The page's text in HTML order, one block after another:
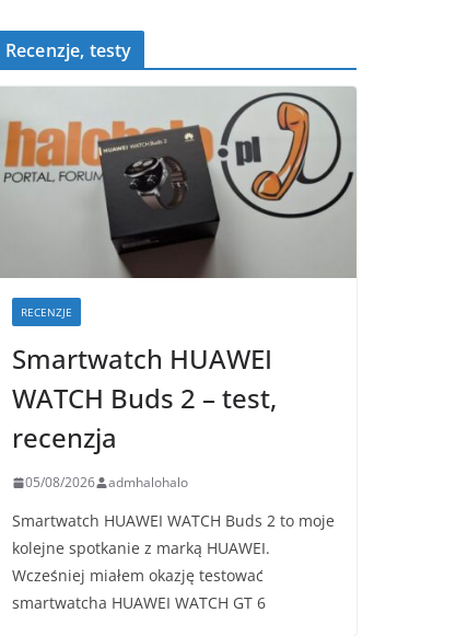
Recenzje, testy
RECENZJE
Smartwatch HUAWEI
WATCH Buds 2 – test,
recenzja
05/08/2026 admhalohalo
Smartwatch HUAWEI WATCH Buds 2 to moje
kolejne spotkanie z marką HUAWEI.
Wcześniej miałem okazję testować
smartwatcha HUAWEI WATCH GT 6